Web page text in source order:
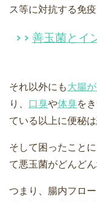
ス等に対抗する免
善玉菌とイ
それ以外にも大腸
り、 口臭や体臭を
ている以上に便秘
そして困ったこと
て悪玉菌がどんどん
つまり、腸内フロ